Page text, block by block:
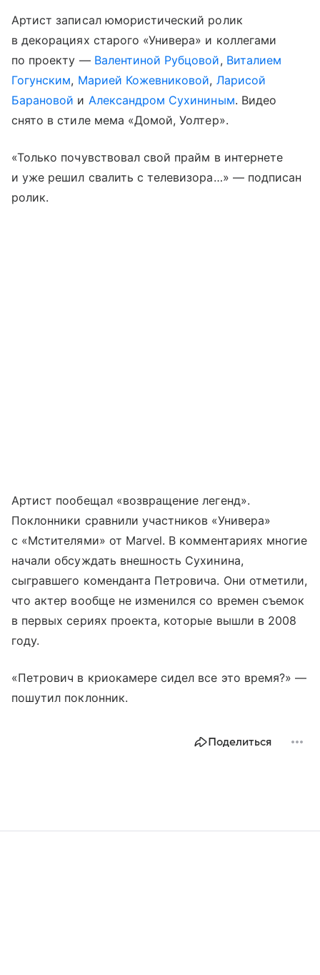
Артист записал юмористический ролик
в декорациях старого «Универа» и коллегами
по проекту — Валентиной Рубцовой, Виталием
Гогунским, Марией Кожевниковой, Ларисой
Барановой и Александром Сухининым. Видео
снято в стиле мема «Домой, Уолтер».
«Только почувствовал свой прайм в интернете
и уже решил свалить с телевизора…» — подписан
ролик.
Артист пообещал «возвращение легенд».
Поклонники сравнили участников «Универа»
с «Мстителями» от Marvel. В комментариях многие
начали обсуждать внешность Сухинина,
сыгравшего коменданта Петровича. Они отметили,
что актер вообще не изменился со времен съемок
в первых сериях проекта, которые вышли в 2008
году.
«Петрович в криокамере сидел все это время?» —
пошутил поклонник.
Поделиться